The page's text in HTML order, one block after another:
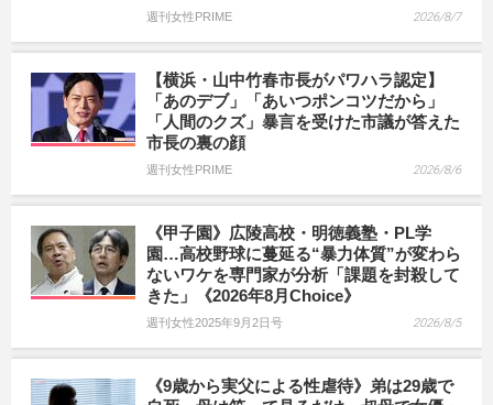
週刊女性PRIME 2026/8/7
【横浜・山中竹春市長がパワハラ認定】
「あのデブ」「あいつポンコツだから」
「人間のクズ」暴言を受けた市議が答えた
市長の裏の顔
週刊女性PRIME 2026/8/6
《甲子園》広陵高校・明徳義塾・PL学
園…高校野球に蔓延る“暴力体質”が変わら
ないワケを専門家が分析「課題を封殺して
きた」《2026年8月Choice》
週刊女性2025年9月2日号 2026/8/5
《9歳から実父による性虐待》弟は29歳で